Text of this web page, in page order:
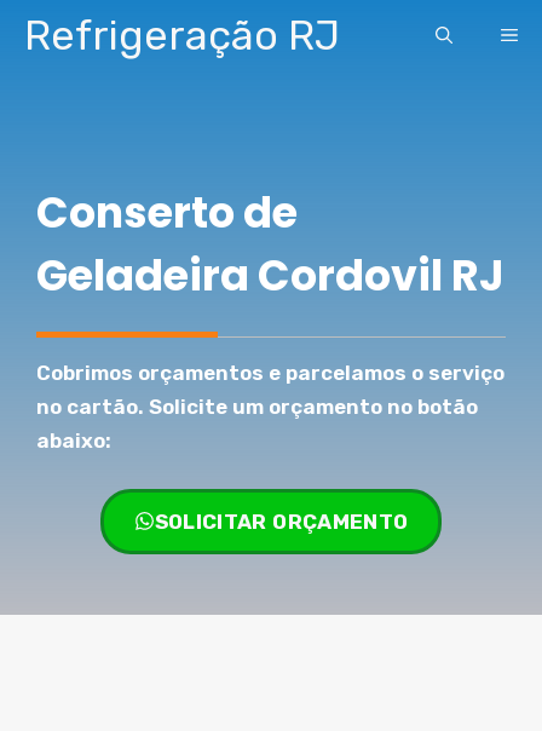
Pular
paraRefrigeração RJ
Conserto de
Geladeira Cordovil RJ
Cobrimos orçamentos e parcelamos o serviço
no cartão. Solicite um orçamento no botão
abaixo:
SOLICITAR ORÇAMENTO